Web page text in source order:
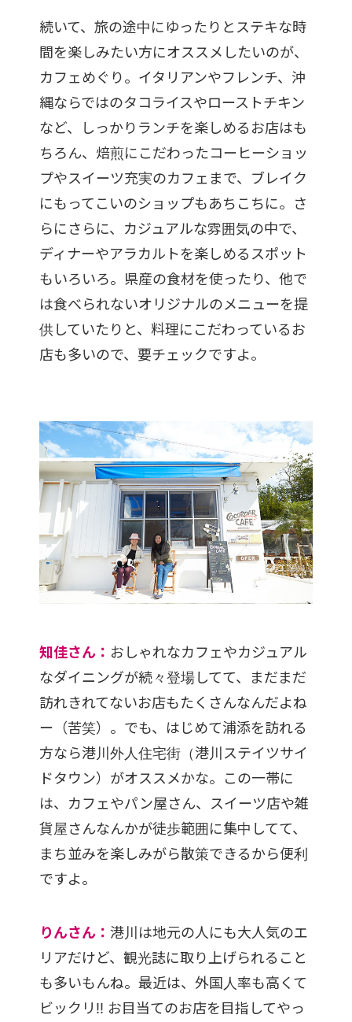
続いて、旅の途中にゆったりとステキな時
間を楽しみたい方にオススメしたいのが、
カフェめぐり。イタリアンやフレンチ、沖
縄ならではのタコライスやローストチキン
など、しっかりランチを楽しめるお店はも
ちろん、焙煎にこだわったコーヒーショッ
プやスイーツ充実のカフェまで、ブレイク
にもってこいのショップもあちこちに。さ
らにさらに、カジュアルな雰囲気の中で、
ディナーやアラカルトを楽しめるスポット
もいろいろ。県産の食材を使ったり、他で
は食べられないオリジナルのメニューを提
供していたりと、料理にこだわっているお
店も多いので、要チェックですよ。
知佳さん： おしゃれなカフェやカジュアル
なダイニングが続々登場してて、まだまだ
訪れきれてないお店もたくさんなんだよね
ー（苦笑）。でも、はじめて浦添を訪れる
方なら港川外人住宅街（港川ステイツサイ
ドタウン）がオススメかな。この一帯に
は、カフェやパン屋さん、スイーツ店や雑
貨屋さんなんかが徒歩範囲に集中してて、
まち並みを楽しみがら散策できるから便利
ですよ。
りんさん： 港川は地元の人にも大人気のエ
リアだけど、観光誌に取り上げられること
も多いもんね。最近は、外国人率も高くて
ビックリ!! お目当てのお店を目指してやっ